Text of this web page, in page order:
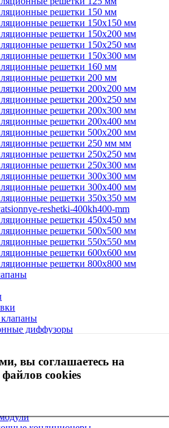
вы соглашаетесь на
cookies
решетки 150 мм
решетки 150х150 мм
решетки 150х200 мм
решетки 150х250 мм
решетки 150х300 мм
решетки 160 мм
решетки 200 мм
решетки 200х200 мм
решетки 200х250 мм
решетки 200х300 мм
решетки 200х400 мм
решетки 500х200 мм
решетки 250 мм мм
решетки 250х250 мм
решетки 250х300 мм
решетки 300х300 мм
решетки 300х400 мм
решетки 350х350 мм
reshetki-400kh400-mm
решетки 450х450 мм
решетки 500х500 мм
решетки 550х550 мм
решетки 600х600 мм
решетки 800х800 мм
диффузоры
системы кондиционирования
кондиционирования
системы